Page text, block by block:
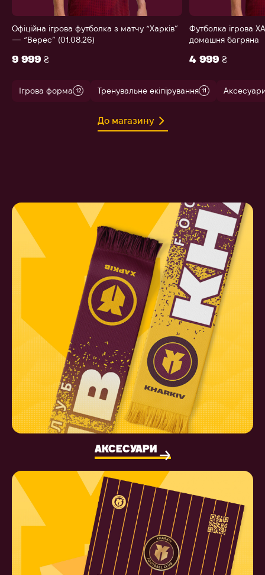
Офіційна ігрова футболка з матчу “Харків”
— “Верес” (01.08.26)
9 999 ₴
Футболка ігрова
домашня багряна
4 999 ₴
Ігрова форма 12 Тренувальне екіпірування 11
До магазину
АКСЕСУАРИ